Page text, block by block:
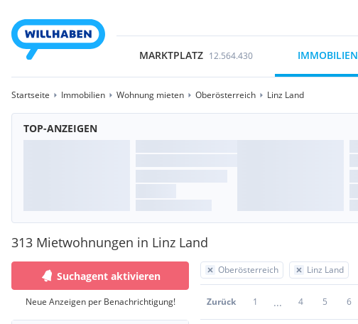
MARKTPLATZ 12.564.430 IMMOBILIEN
Startseite Immobilien Wohnung mieten Oberösterreich Linz Land
TOP-ANZEIGEN
313 Mietwohnungen in Linz Land
Suchagent aktivieren
Neue Anzeigen per Benachrichtigung!
Oberösterreich Linz Land
Zurück 1 ... 4 5 6